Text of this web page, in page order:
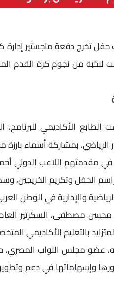
حفل تخرج دفعة ماجستير
من نجوم كرة القدم
الأكاديمي
بمشاركة أسماء بارزة
مقدمتهم اللاعب الدولي
الحفل وتكريم الخريجين،
والإدارية في الوطن
محسن مصطفى، السكرتير
بالتعليم الأكاديمي
عضو مجلس النواب
وإسهاماتها في دعم